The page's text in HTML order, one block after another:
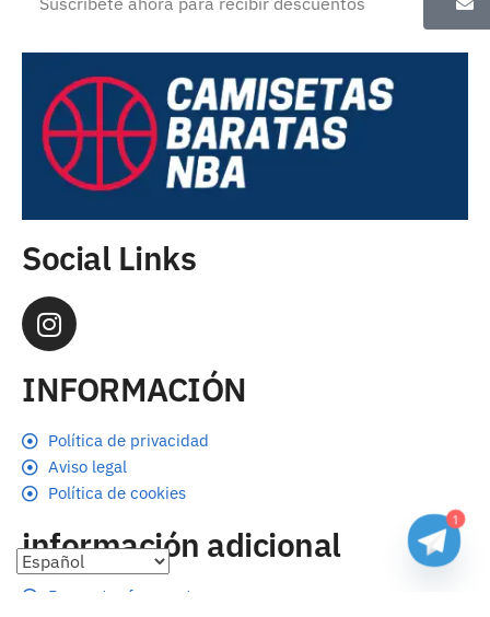
Social Links
INFORMACIÓN
Política de privacidad
Aviso legal
Política de cookies
información adicional
Preguntas frecuentes
1